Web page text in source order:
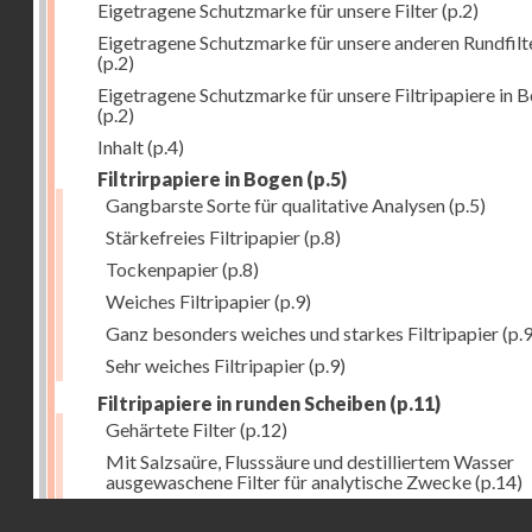
Eigetragene Schutzmarke für unsere Filter(p.2)
Eigetragene Schutzmarke für unsere anderen
(p.2)
Eigetragene Schutzmarke für unsere Filtripapiere in
(p.2)
Inhalt(p.4)
Filtrirpapiere in Bogen (p.5)
Gangbarste Sorte für qualitative Analysen(p.5)
Stärkefreies Filtripapier(p.8)
Tockenpapier(p.8)
Weiches Filtripapier(p.9)
Ganz besonders weiches und starkes Filtripapier
Sehr weiches Filtripapier(p.9)
Filtripapiere in runden Scheiben (p.11)
Gehärtete Filter(p.12)
Mit Salzsaüre, Flusssäure und destilliertem Wasser
ausgewaschene Filter für analytische Zwecke(p.14)